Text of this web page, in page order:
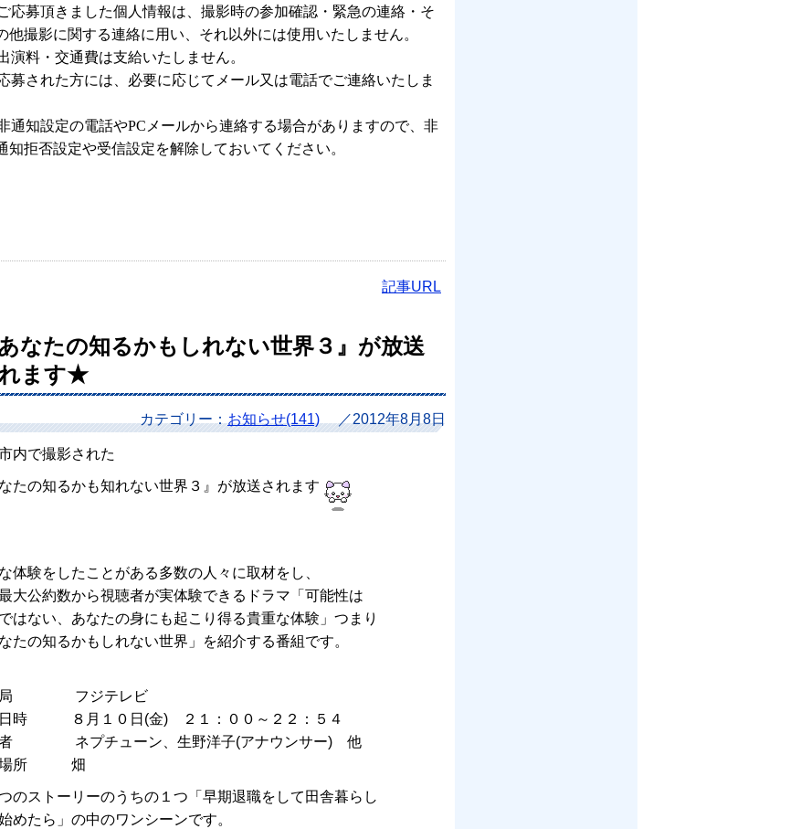
応募頂きました個人情報は、撮影時の参加確認・緊急の連絡・そ
他撮影に関する連絡に用い、それ以外には使用いたしません。
演料・交通費は支給いたしません。
募された方には、必要に応じてメール又は電話でご連絡いたしま
通知設定の電話やPCメールから連絡する場合がありますので、非
知拒否設定や受信設定を解除しておいてください。
記事URL
あなたの知るかもしれない世界３』が放送
ます★
カテゴリー： お知らせ(141) ／2012年8月8日
内で撮影された
なたの知るかも知れない世界３』が放送されます
体験をしたことがある多数の人々に取材をし、
大公約数から視聴者が実体験できるドラマ「可能性は
はない、あなたの身にも起こり得る貴重な体験」つまり
なたの知るかもしれない世界」を紹介する番組です。
局 フジテレビ
日時 ８月１０日(金) ２１：００～２２：５４
者 ネプチューン、生野洋子(アナウンサー) 他
場所 畑
のストーリーのうちの１つ「早期退職をして田舎暮らし
めたら」の中のワンシーンです。